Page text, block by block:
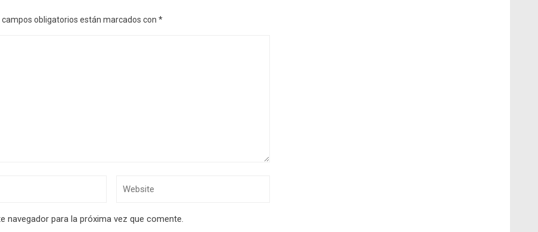
campos obligatorios están marcados con *
navegador para la próxima vez que comente.